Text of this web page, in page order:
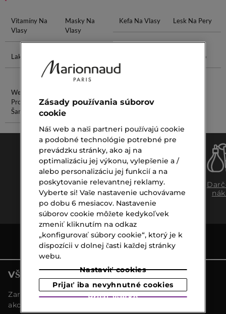
Vitamíny Na
Vlasy
Masky Na
Vlasy
Kefa Na Vlasy Lesk Na Pery
Lak Na Vlasy
Obočie
Shea Maslo
Wella
Professionals
Šampón
Doprava
zadarmo
nad €39,-
Expresný
osobný
odber
VŠETKY NOVINKY MARIONNAUD
Zaregistrujte sa a objavte naše najnovšie novinky a
akcie
Zásady používania súborov
cookie
Náš web a naši partneri používajú cookie
a podobné technológie potrebné pre
prevádzku stránky, ako aj na
optimalizáciu jej výkonu, vylepšenie a /
alebo personalizáciu jej funkcií a na
poskytovanie relevantnej reklamy.
Vyberte si! Vaše nastavenie uchovávame
po dobu 6 mesiacov. Nastavenie
súborov cookie môžete kedykoľvek
zmeniť kliknutím na odkaz
„konfigurovať súbory cookie“, ktorý je k
dispozícii v dolnej časti každej stránky
webu.
Nastaviť cookies
Prijať iba nevyhnutné cookies
Prijať všetko